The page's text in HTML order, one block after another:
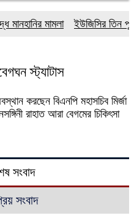
মামলা ইউজিসির তিন
স্ট্যাটাস
করছেন বিএনপি মহাসচিব মির্জা
রাহাত আরা বেগমের চিকিৎসা
সংবাদ
সংবাদ